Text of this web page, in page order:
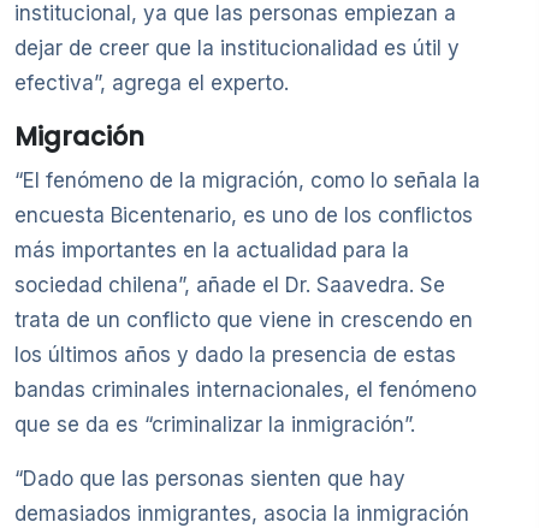
institucional, ya que las personas empiezan a
dejar de creer que la institucionalidad es útil y
efectiva”, agrega el experto.
Migración
“El fenómeno de la migración, como lo señala la
encuesta Bicentenario, es uno de los conflictos
más importantes en la actualidad para la
sociedad chilena”, añade el Dr. Saavedra. Se
trata de un conflicto que viene in crescendo en
los últimos años y dado la presencia de estas
bandas criminales internacionales, el fenómeno
que se da es “criminalizar la inmigración”.
“Dado que las personas sienten que hay
demasiados inmigrantes, asocia la inmigración